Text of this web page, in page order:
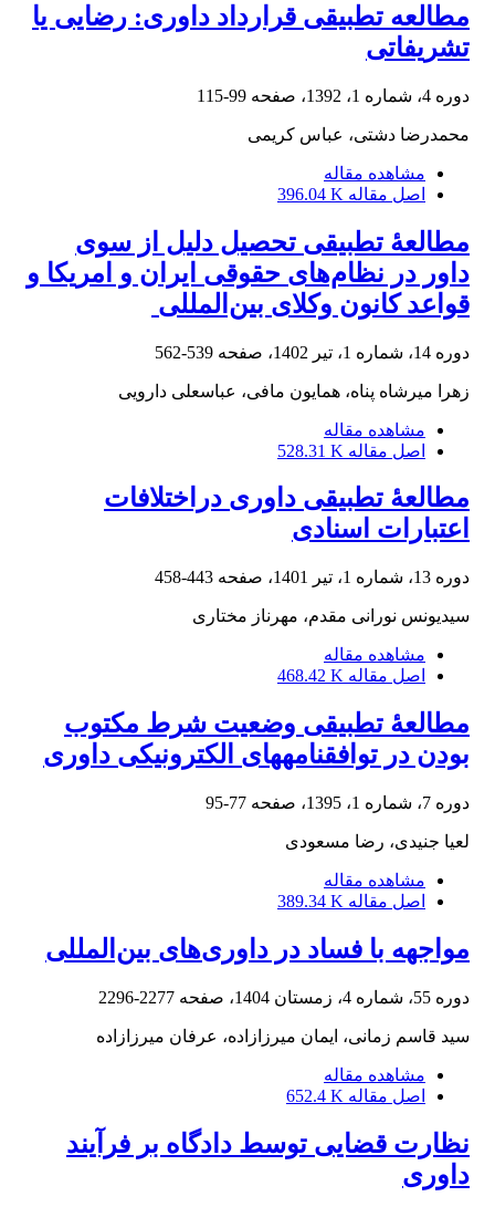
مطالعه تطبیقی قرارداد داوری: رضایی یا
تشریفاتی
دوره 4، شماره 1، 1392، صفحه 99-115
محمدرضا دشتی، عباس کریمی
مشاهده مقاله
اصل مقاله 396.04 K
مطالعۀ تطبیقی تحصیل دلیل از سوی
داور در نظام‌های حقوقی ایران و ‏امریکا و
قواعد کانون وکلای بین‌المللی ‏
دوره 14، شماره 1، تیر 1402، صفحه 539-562
زهرا میرشاه پناه، همایون مافی، عباسعلی دارویی
مشاهده مقاله
اصل مقاله 528.31 K
مطالعۀ تطبیقی داوری دراختلافات
اعتبارات اسنادی
دوره 13، شماره 1، تیر 1401، صفحه 443-458
سیدیونس نورانی مقدم، مهرناز مختاری
مشاهده مقاله
اصل مقاله 468.42 K
مطالعۀ تطبیقی وضعیت شرط مکتوب
بودن در توافقنامههای الکترونیکی داوری
دوره 7، شماره 1، 1395، صفحه 77-95
لعیا جنیدی، رضا مسعودی
مشاهده مقاله
اصل مقاله 389.34 K
مواجهه با فساد در داوری‌های بین‌المللی
دوره 55، شماره 4، زمستان 1404، صفحه 2277-2296
سید قاسم زمانی، ایمان میرزازاده، عرفان میرزازاده
مشاهده مقاله
اصل مقاله 652.4 K
نظارت قضایی توسط دادگاه بر فرآیند
داوری